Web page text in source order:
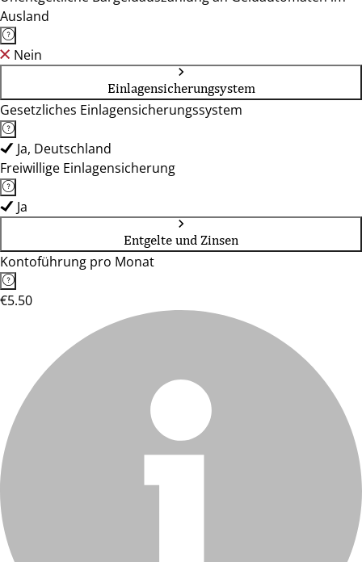
Ausland
Nein
Einlagensicherungsystem
Gesetzliches Einlagensicherungssystem
Ja, Deutschland
Freiwillige Einlagensicherung
Ja
Entgelte und Zinsen
Kontoführung pro Monat
€5.50